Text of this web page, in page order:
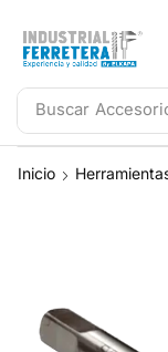
Buscar
Inicio